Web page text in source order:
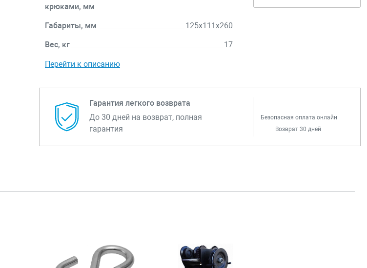
крюками, мм
Габариты, мм 125x111x260
Вес, кг 17
Перейти к описанию
Гарантия легкого возврата
До 30 дней на возврат, полная
гарантия
Безопасная оплата онлайн
Возврат 30 дней